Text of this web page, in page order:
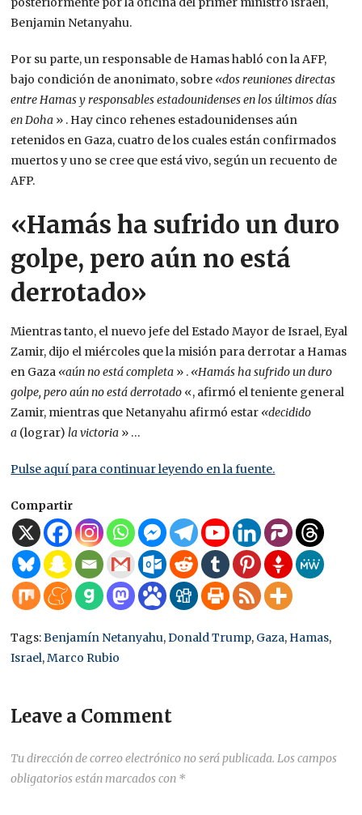
Benjamin Netanyahu.
Por su parte, un responsable de Hamas habló con la AFP,
bajo condición de anonimato, sobre «dos reuniones directas
entre Hamas y responsables estadounidenses en los últimos días
en Doha » . Hay cinco rehenes estadounidenses aún
retenidos en Gaza, cuatro de los cuales están confirmados
muertos y uno se cree que está vivo, según un recuento de
AFP.
«Hamás ha sufrido un duro
golpe, pero aún no está
derrotado»
Mientras tanto, el nuevo jefe del Estado Mayor de Israel, Eyal
Zamir, dijo el miércoles que la misión para derrotar a Hamas
en Gaza «aún no está completa » . «Hamás ha sufrido un duro
golpe, pero aún no está derrotado «, afirmó el teniente general
Zamir, mientras que Netanyahu afirmó estar «decidido
a (lograr)la victoria » …
Pulse aquí para continuar leyendo en la fuente.
Compartir
Tags:Benjamín Netanyahu,Donald Trump, Gaza, Hamas,
Israel,Marco Rubio
Leave a Comment
Tu dirección de correo electrónico no será publicada. Los campos
obligatorios están marcados con *